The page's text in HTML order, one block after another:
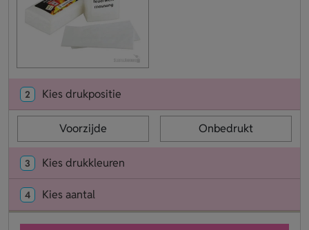
2 Kies drukpositie
Voorzijde Onbedrukt
3 Kies drukkleuren
4 Kies aantal